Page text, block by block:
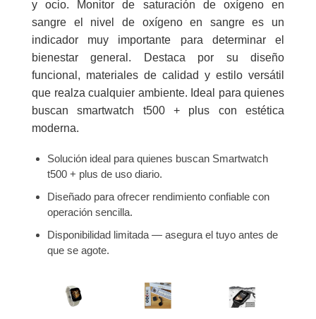
y ocio. Monitor de saturación de oxígeno en
sangre el nivel de oxígeno en sangre es un
indicador muy importante para determinar el
bienestar general. Destaca por su diseño
funcional, materiales de calidad y estilo versátil
que realza cualquier ambiente. Ideal para quienes
buscan smartwatch t500 + plus con estética
moderna.
Solución ideal para quienes buscan Smartwatch
t500 + plus de uso diario.
Diseñado para ofrecer rendimiento confiable con
operación sencilla.
Disponibilidad limitada — asegura el tuyo antes de
que se agote.